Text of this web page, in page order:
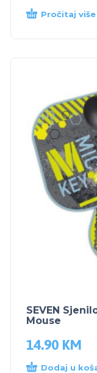
Pročitaj više
SEVEN
Mouse
14.90 KM
Dodaj u